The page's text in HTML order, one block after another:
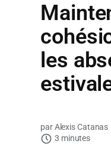
les
Alexis Catanas
3 minutes